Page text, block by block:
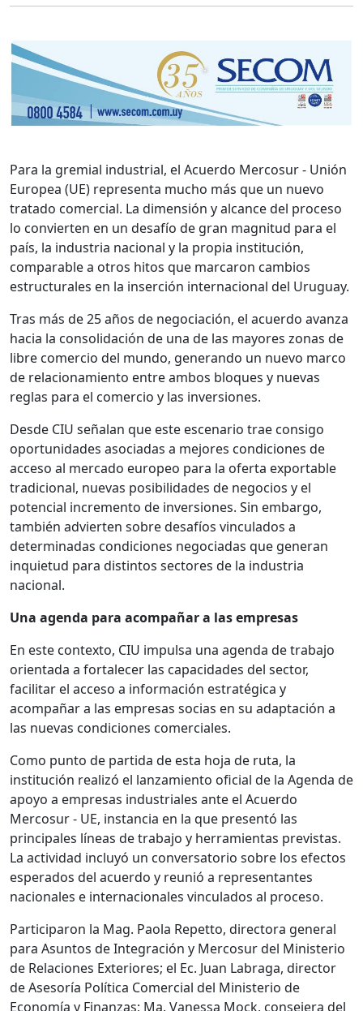
Para la gremial industrial, el Acuerdo Mercosur - Unión
Europea (UE) representa mucho más que un nuevo
tratado comercial. La dimensión y alcance del proceso
lo convierten en un desafío de gran magnitud para el
país, la industria nacional y la propia institución,
comparable a otros hitos que marcaron cambios
estructurales en la inserción internacional del Uruguay.
Tras más de 25 años de negociación, el acuerdo avanza
hacia la consolidación de una de las mayores zonas de
libre comercio del mundo, generando un nuevo marco
de relacionamiento entre ambos bloques y nuevas
reglas para el comercio y las inversiones.
Desde CIU señalan que este escenario trae consigo
oportunidades asociadas a mejores condiciones de
acceso al mercado europeo para la oferta exportable
tradicional, nuevas posibilidades de negocios y el
potencial incremento de inversiones. Sin embargo,
también advierten sobre desafíos vinculados a
determinadas condiciones negociadas que generan
inquietud para distintos sectores de la industria
nacional.
Una agenda para acompañar a las empresas
En este contexto, CIU impulsa una agenda de trabajo
orientada a fortalecer las capacidades del sector,
facilitar el acceso a información estratégica y
acompañar a las empresas socias en su adaptación a
las nuevas condiciones comerciales.
Como punto de partida de esta hoja de ruta, la
institución realizó el lanzamiento oficial de la Agenda de
apoyo a empresas industriales ante el Acuerdo
Mercosur - UE, instancia en la que presentó las
principales líneas de trabajo y herramientas previstas.
La actividad incluyó un conversatorio sobre los efectos
esperados del acuerdo y reunió a representantes
nacionales e internacionales vinculados al proceso.
Participaron la Mag. Paola Repetto, directora general
para Asuntos de Integración y Mercosur del Ministerio
de Relaciones Exteriores; el Ec. Juan Labraga, director
de Asesoría Política Comercial del Ministerio de
Economía y Finanzas; Ma. Vanessa Mock, consejera del